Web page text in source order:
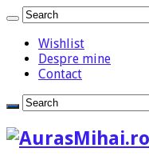
Wishlist
Despre mine
Contact